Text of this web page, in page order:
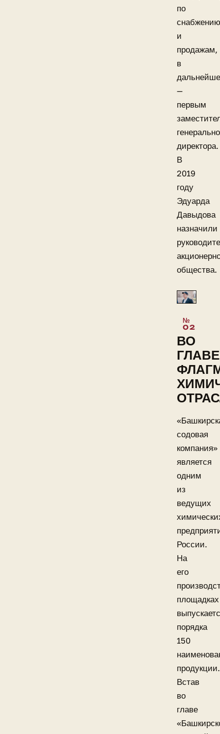
по
снабжению
и
продажам,
в
—
первым
директора.
В
2019
году
Эдуарда
Давыдова
назначили
общества.
ВО
ГЛАВЕ
содовая
компания»
является
одним
из
ведущих
России.
На
его
площадках
порядка
150
продукции.
Встав
во
главе